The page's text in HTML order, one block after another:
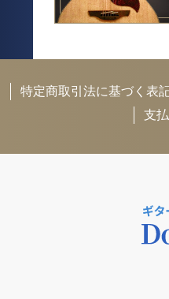
特定商取引法に基づく表
支